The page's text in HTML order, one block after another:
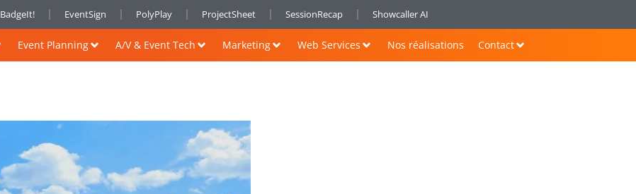
BadgeIt! EventSign PolyPlay ProjectSheet SessionRecap Showcaller AI
Event Planning A/V & Event Tech Marketing Web Services Nos réalisations Contact